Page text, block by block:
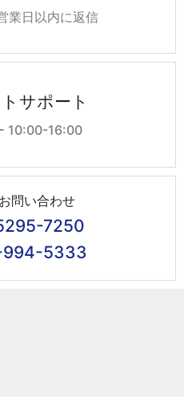
業日以内に返信
サポート
10:00-16:00
問い合わせ
7250
5333